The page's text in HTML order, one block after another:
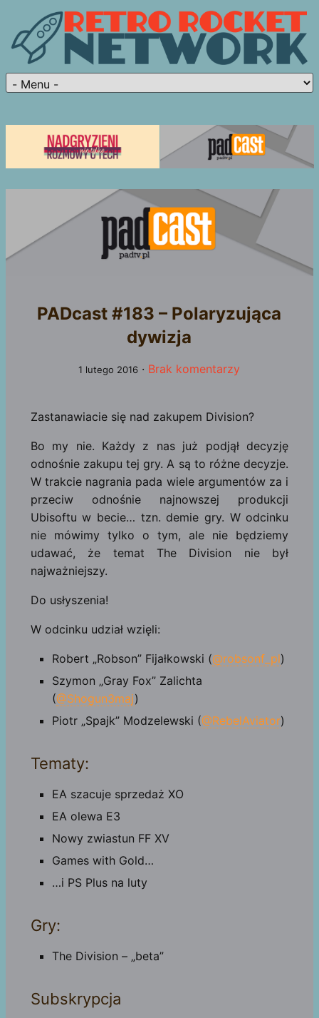
PADcast #183 – Polaryzująca
dywizja
1 lutego 2016 · Brak komentarzy
Zastanawiacie się nad zakupem Division?
Bo my nie. Każdy z nas już podjął decyzję
odnośnie zakupu tej gry. A są to różne decyzje.
W trakcie nagrania pada wiele argumentów za i
przeciw odnośnie najnowszej produkcji
Ubisoftu w becie… tzn. demie gry. W odcinku
nie mówimy tylko o tym, ale nie będziemy
udawać, że temat The Division nie był
najważniejszy.
Do usłyszenia!
W odcinku udział wzięli:
Robert „Robson” Fijałkowski (@robsonf_pl)
Szymon „Gray Fox” Zalichta
(@Shogun3maj)
Piotr „Spajk” Modzelewski (@RebelAviator)
Tematy:
EA szacuje sprzedaż XO
EA olewa E3
Nowy zwiastun FF XV
Games with Gold…
…i PS Plus na luty
Gry:
The Division – „beta”
Subskrypcja